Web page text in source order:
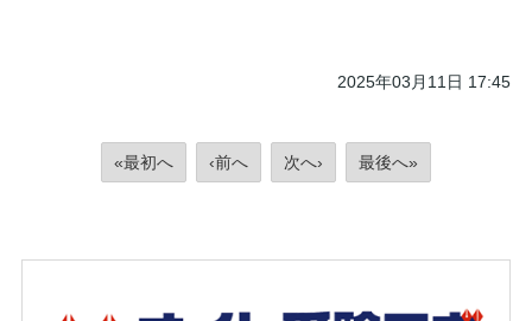
2025年03月11日 17:45
«最初へ ‹前へ 次へ› 最後へ»